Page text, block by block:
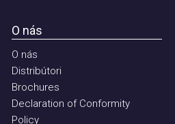
O nás
O nás
Distribútori
Brochures
Declaration of Conformity
Policy